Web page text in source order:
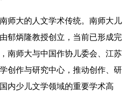
大的人文学术传统。南师大儿
郁炳隆教授创立，当前已形成完
南师大与中国作协儿委会、江苏
创作与研究中心，推动创作、研
内少儿文学领域的重要学术高